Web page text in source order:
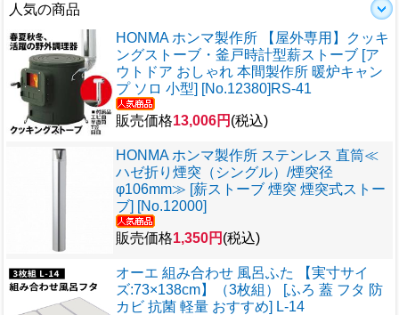
人気の商品
HONMA ホンマ製作所 【屋外専用】クッキ
ングストーブ・釜戸時計型薪ストーブ [ア
ウトドア おしゃれ 本間製作所 暖炉キャン
プ ソロ 小型] [No.12380]RS-41
販売価格13,006円 (税込)
HONMA ホンマ製作所 ステンレス 直筒≪
ハゼ折り煙突（シングル）/煙突径
φ106mm≫ [薪ストーブ 煙突 煙突式ストー
ブ] [No.12000]
販売価格1,350円 (税込)
オーエ 組み合わせ 風呂ふた 【実寸サイ
ズ:73×138cm】（3枚組） [ふろ 蓋 フタ 防
カビ 抗菌 軽量 おすすめ] L-14